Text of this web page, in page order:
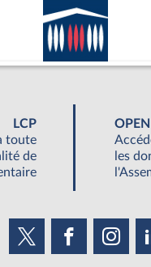
LCP
toute
de
les